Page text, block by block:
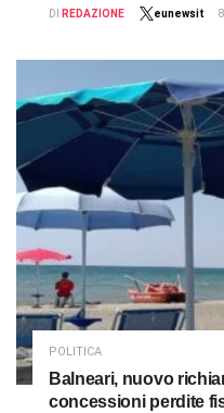
DI REDAZIONE eunewsit
POLITICA
Balneari, nuovo
concessioni perdite